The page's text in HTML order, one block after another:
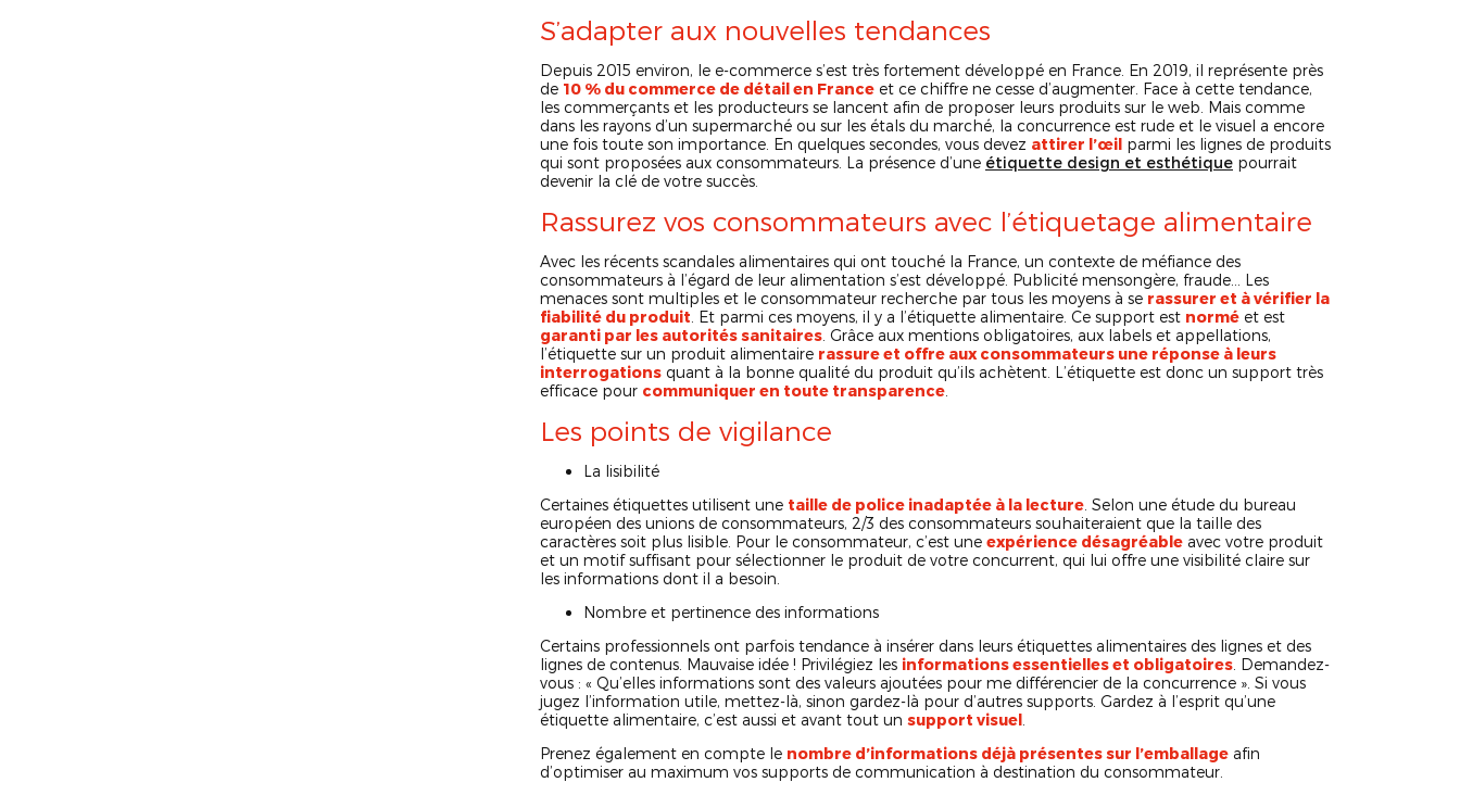
S’adapter aux nouvelles tendances
Depuis 2015 environ, le e-commerce s’est très fortement développé en France. En 2019, il représente près
de 10 % du commerce de détail en France et ce chiffre ne cesse d’augmenter. Face à cette tendance,
les commerçants et les producteurs se lancent afin de proposer leurs produits sur le web. Mais comme
dans les rayons d’un supermarché ou sur les étals du marché, la concurrence est rude et le visuel a encore
une fois toute son importance. En quelques secondes, vous devez attirer l’œil parmi les lignes de produits
qui sont proposées aux consommateurs. La présence d’une étiquette design et esthétique pourrait
devenir la clé de votre succès.
Rassurez vos consommateurs avec l’étiquetage alimentaire
Avec les récents scandales alimentaires qui ont touché la France, un contexte de méfiance des
consommateurs à l’égard de leur alimentation s’est développé. Publicité mensongère, fraude… Les
menaces sont multiples et le consommateur recherche par tous les moyens à se rassurer et à vérifier la
fiabilité du produit . Et parmi ces moyens, il y a l’étiquette alimentaire. Ce support est normé et est
garanti par les autorités sanitaires . Grâce aux mentions obligatoires, aux labels et appellations,
l’étiquette sur un produit alimentaire rassure et offre aux consommateurs une réponse à leurs
interrogations quant à la bonne qualité du produit qu’ils achètent. L’étiquette est donc un support très
efficace pour communiquer en toute transparence
Les points de vigilance
La lisibilité
Certaines étiquettes utilisent une taille de police inadaptée à la lecture . Selon une étude du bureau
européen des unions de consommateurs, 2/3 des consommateurs souhaiteraient que la taille des
caractères soit plus lisible. Pour le consommateur, c’est une expérience désagréable avec votre produit
et un motif suffisant pour sélectionner le produit de votre concurrent, qui lui offre une visibilité claire sur
les informations dont il a besoin.
Nombre et pertinence des informations
Certains professionnels ont parfois tendance à insérer dans leurs étiquettes alimentaires des lignes et des
lignes de contenus. Mauvaise idée ! Privilégiez les informations essentielles et obligatoires . Demandez-
vous : « Qu’elles informations sont des valeurs ajoutées pour me différencier de la concurrence ». Si vous
jugez l’information utile, mettez-là, sinon gardez-là pour d’autres supports. Gardez à l’esprit qu’une
étiquette alimentaire, c’est aussi et avant tout un support visuel
Prenez également en compte le nombre d’informations déjà présentes sur l’emballage afin
d’optimiser au maximum vos supports de communication à destination du consommateur.